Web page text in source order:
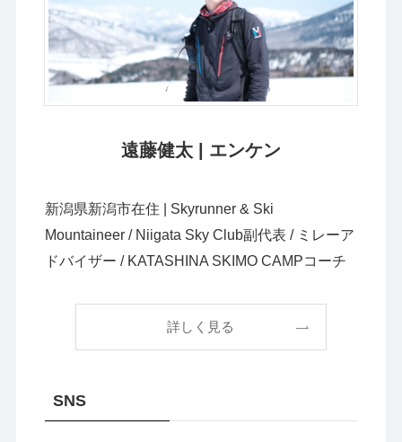
遠藤健太 | エンケン
新潟県新潟市在住 | Skyrunner & Ski
Mountaineer / Niigata Sky Club副代表 / ミレーア
ドバイザー / KATASHINA SKIMO CAMPコーチ
詳しく見る
SNS